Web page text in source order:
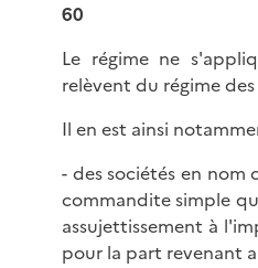
60
Le régime ne
relèvent du régime
Il en est ainsi
- des sociétés en nom
commandite simple
assujettissement à
pour la part revenant